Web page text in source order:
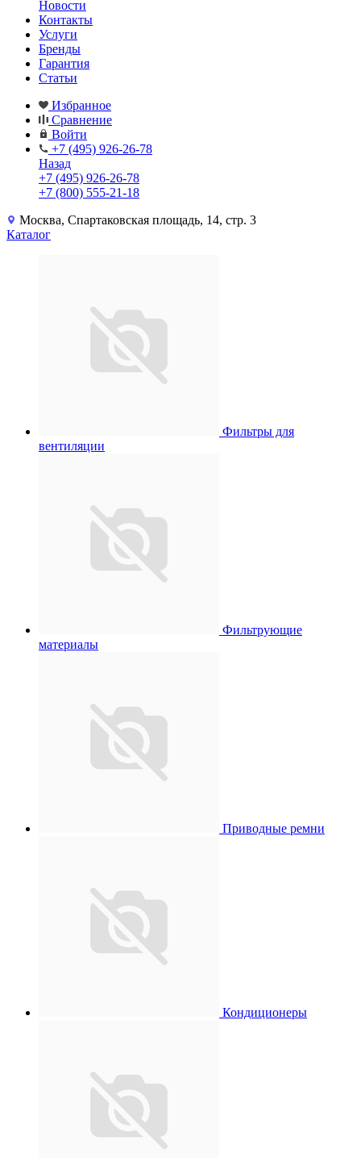
Новости
Контакты
Услуги
Бренды
Гарантия
Статьи
Избранное
Сравнение
Войти
+7 (495) 926-26-78
Назад
+7 (495) 926-26-78
+7 (800) 555-21-18
Москва, Спартаковская площадь, 14, стр. 3
Каталог
Фильтры для
вентиляции
Фильтрующие
материалы
Приводные ремни
Кондиционеры